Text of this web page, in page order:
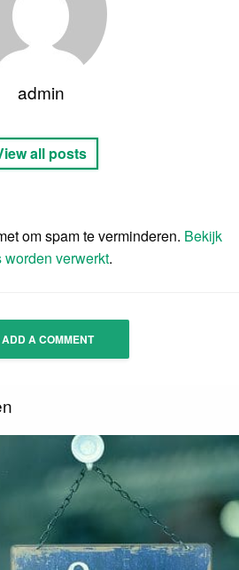
admin
all posts
om spam te verminderen. Bekijk
verwerkt.
A COMMENT